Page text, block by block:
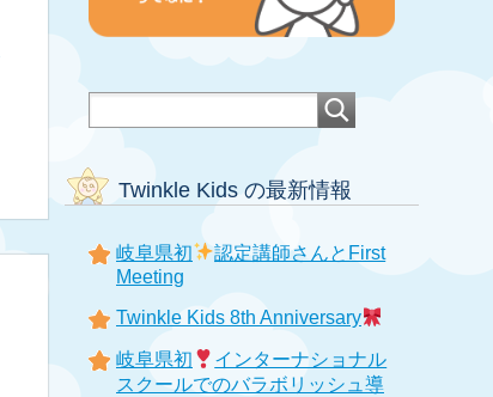
Twinkle Kids の最新情報
岐阜県初
認定講師さんとFirst
Meeting
Twinkle Kids 8th Anniversary
岐阜県初
インターナショナル
スクールでのバラボリッシュ導